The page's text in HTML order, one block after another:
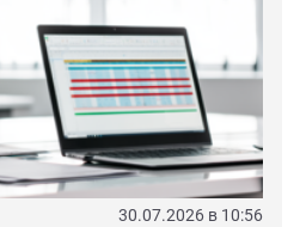
30.07.2026 в 10:56